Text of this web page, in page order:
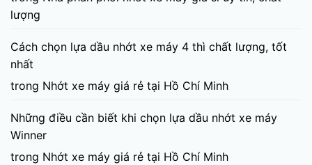
lượng
Cách chọn lựa dầu nhớt xe máy 4 thì chất lượng, tốt
nhất
trong Nhớt xe máy giá rẻ tại Hồ Chí Minh
Những điều cần biết khi chọn lựa dầu nhớt xe máy
Winner
trong Nhớt xe máy giá rẻ tại Hồ Chí Minh